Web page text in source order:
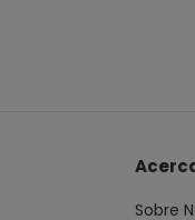
Sobre